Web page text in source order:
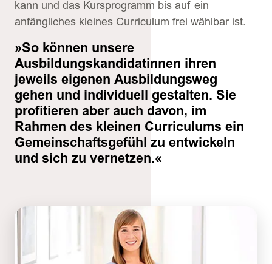
kann und das Kursprogramm bis auf ein
anfängliches kleines Curriculum frei wählbar ist.
»So können unsere
Ausbildungskandidatinnen ihren
jeweils eigenen Ausbildungsweg
gehen und individuell gestalten. Sie
profitieren aber auch davon, im
Rahmen des kleinen Curriculums ein
Gemeinschaftsgefühl zu entwickeln
und sich zu vernetzen.«